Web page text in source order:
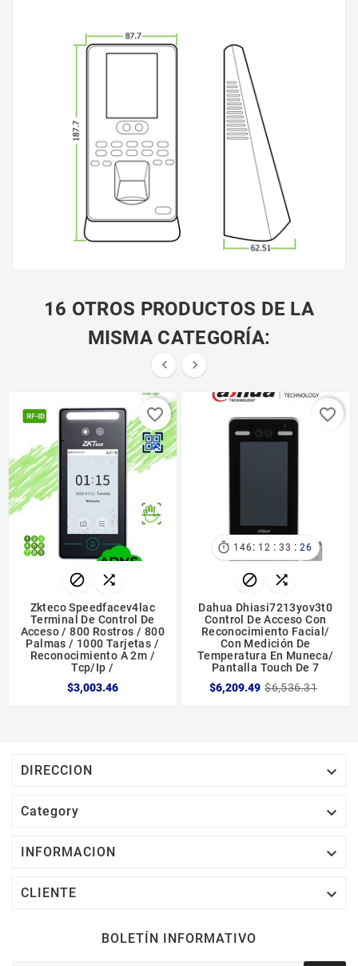
16 OTROS PRODUCTOS DE LA
MISMA CATEGORÍA:
 
 
Zkteco Speedfacev4lac
Terminal De Control De
Acceso / 800 Rostros / 800
Palmas / 1000 Tarjetas /
Reconocimiento A 2m /
Tcp/ip /
$3,003.46
favorite_border
 146 : 12 : 33 : 26
 
Dahua Dhiasi7213yov3t0
Control De Acceso Con
Reconocimiento Facial/
Con Medición De
Temperatura En Muneca/
Pantalla Touch De 7
$6,209.49 $6,536.31
favorite_border
DIRECCION 
Category 
INFORMACION 
CLIENTE 
BOLETÍN INFORMATIVO